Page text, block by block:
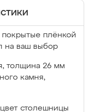
плёнкой
на ваш выбор
толщина 26 мм
камня,
столешницы